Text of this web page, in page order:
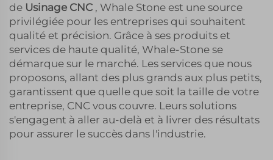
de Usinage CNC , Whale Stone est une source
privilégiée pour les entreprises qui souhaitent
qualité et précision. Grâce à ses produits et
services de haute qualité, Whale-Stone se
démarque sur le marché. Les services que nous
proposons, allant des plus grands aux plus petits,
garantissent que quelle que soit la taille de votre
entreprise, CNC vous couvre. Leurs solutions
s'engagent à aller au-delà et à livrer des résultats
pour assurer le succès dans l'industrie.